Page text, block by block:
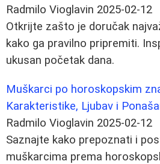
Radmilo Vioglavin 2025-02-12
Otkrijte zašto je doručak
kako ga pravilno pripremiti.
ukusan početak dana.
Muškarci po horoskopskim
Karakteristike, Ljubav i
Radmilo Vioglavin 2025-02-12
Saznajte kako prepoznati i
muškarcima prema